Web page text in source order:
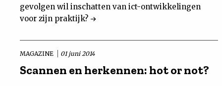
gevolgen wil inschatten van ict-ontwikkelingen
voor zijn praktijk?
MAGAZINE 01 juni 2014
Scannen en herkennen: hot or not?